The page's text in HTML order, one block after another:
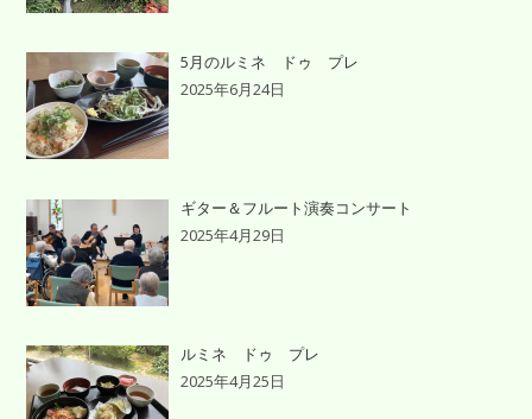
5月のルミネ ドゥ プレ
2025年6月24日
ギター＆フルート演奏コンサート
2025年4月29日
ルミネ ドゥ プレ
2025年4月25日